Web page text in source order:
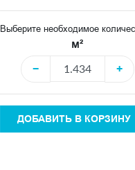
Выберите необходимое
м²
−
+
ДОБАВИТЬ В КОРЗИНУ